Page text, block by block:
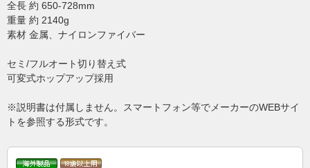
全長 約 650-728mm
重量 約 2140g
素材 金属、ナイロンファイバー
セミ/フルオート切り替え式
可変式ホップアップ採用
※説明書は付属しません。スマートフォン等でメーカーのWEBサイ
トを参照する形式です。